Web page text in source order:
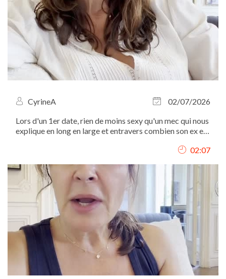
CyrineA
02/07/2026
Lors d'un 1er date, rien de moins sexy qu'un mec qui nous
explique en long en large et entravers combien son ex est
02:07